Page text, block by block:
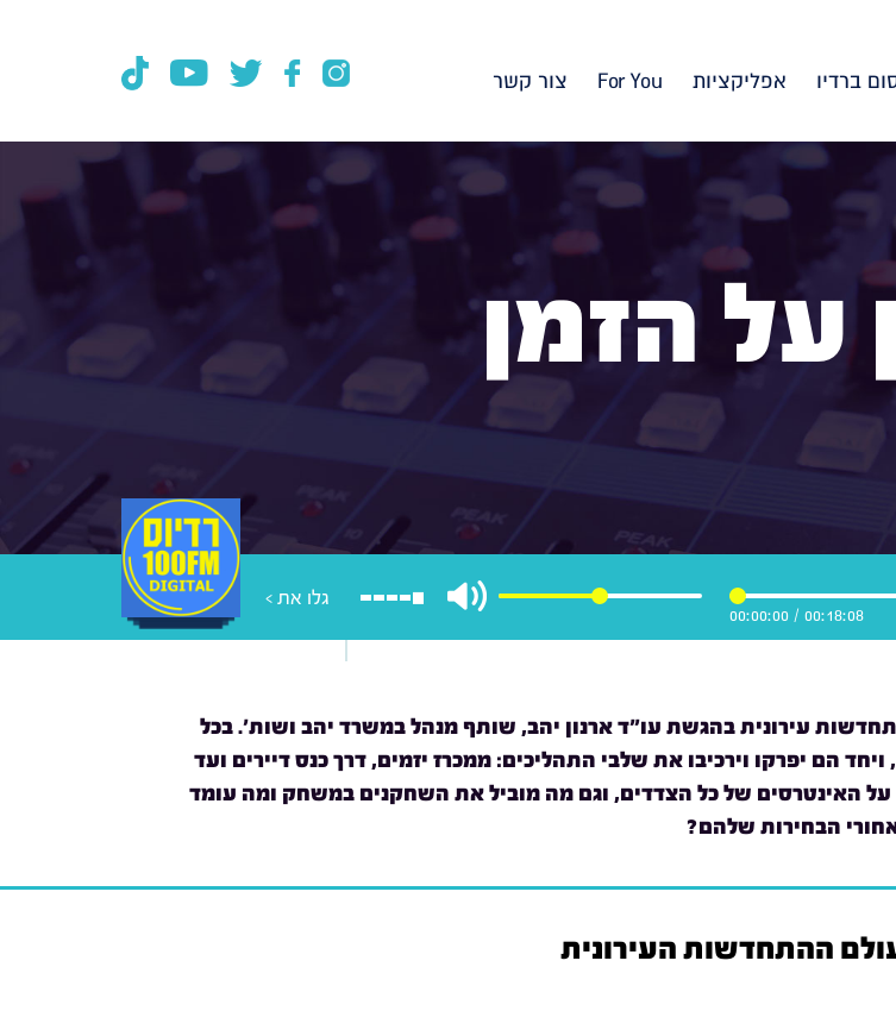
ברדיו אפליקציות For You צור קשר
על הזמן
גלו את >
00:18:08
/
00:00:00
עירונית בהגשת עו"ד ארנון יהב, שותף מנהל במשרד יהב ושות'. בכל
הם יפרקו וירכיבו את שלבי התהליכים: ממכרז יזמים, דרך כנס דיירים ועד
על האינטרסים של כל הצדדים, וגם מה מוביל את השחקנים במשחק ומה עומד
הבחירות שלהם?
ההתחדשות העירונית